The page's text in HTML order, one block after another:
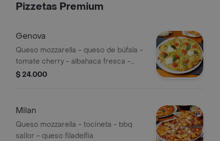
Pizzetas Premium
Genova
Queso mozzarella - queso de búfala -
tomate cherry - albahaca fresca -
queso parmesano - pesto
$ 24.000
Milan
Queso mozzarella - tocineta - bbq
sailor - queso filadelfia